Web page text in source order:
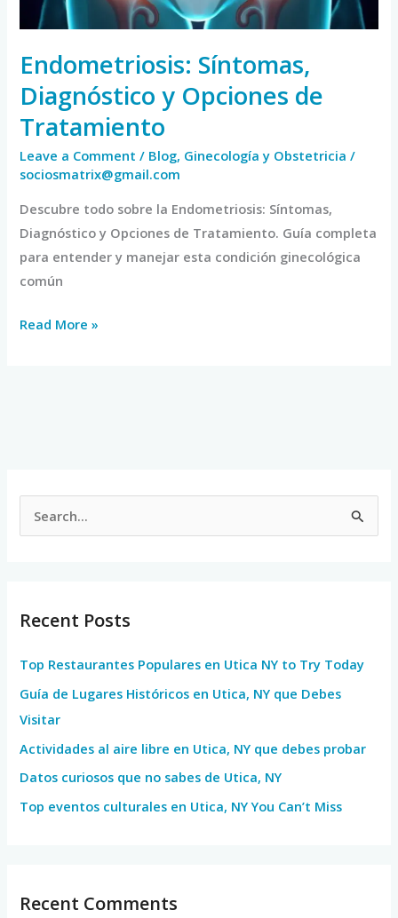
Endometriosis: Síntomas,
Diagnóstico y Opciones de
Tratamiento
Leave a Comment / Blog, Ginecología y Obstetricia /
sociosmatrix@gmail.com
Descubre todo sobre la Endometriosis: Síntomas,
Diagnóstico y Opciones de Tratamiento. Guía completa
para entender y manejar esta condición ginecológica
común
Read More »
c
f
o
r
:
Recent Posts
Top Restaurantes Populares en Utica NY to Try Today
Guía de Lugares Históricos en Utica, NY que Debes
Visitar
Actividades al aire libre en Utica, NY que debes probar
Datos curiosos que no sabes de Utica, NY
Top eventos culturales en Utica, NY You Can’t Miss
Recent Comments